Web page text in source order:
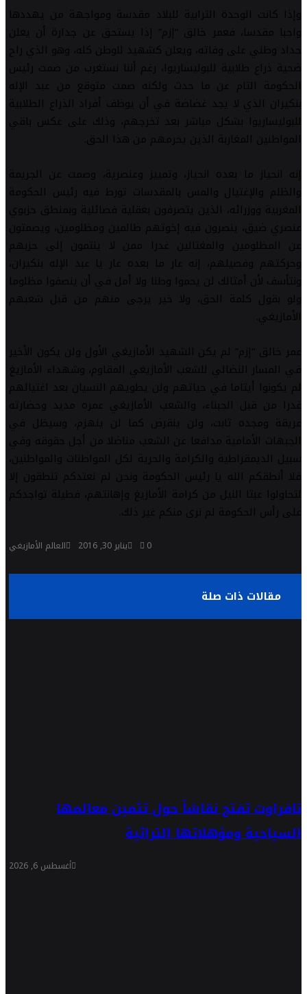
وإذا كانت الوحدة الترابية للبلاد مقدسة ومواجهة من يهددها
واجبا مقدسا، فعمر خالق “إزم” إذا يستحق عن جدارة أن يعلن
حداد وطني على وفاته، ويعلن كشهيد للوطن كله، وهو الذي راح
ضحية ذراع طلابية للبوليساريوا، رغم أننا نستغرب من صمت رئيس
الحكومة التام عن ما حدث ولكنه صمت متوقع من عبد الإله
بنكيران الذي لا يجد غضاضة في أن يوظف أفراد الذراع الطلابية
للبوليساريوا بشكل مباشر بعد تخرجهم، وذلك على عكس باقي
المواطنين المغاربة الذين يحرمهم من هذا الحق.
إنه انحياز ما بعده انحياز، وتمييز وعنصرية، وصمت عن الجريمة
والظلم والإغتيال والمس بالمقدسات تورط فيه رئيس الحكومة
المغربية ووزرائه، الذين يتصرفون بعقلية فصائلية وبمنطق حزبوي
عنصري ضيق، ينصرون فيه إخوتهم ظالمين ومظلومين، ويصمتون
عن المظلومين والمغتالين غدرا ممن لا ينتمون إلى حزبهم
وحركتهم وفصيلهم، إنه عار ما بعده عار يا عبد الإله بنكيران،
ونتأسف لأن أمثالك لن يحموا وطنا ولا أمل في أن ينصفوا مظلوما
ولو بقول كلمة الحق، ولا خير يرجى منهم من قبل شعبهم
الأمازيغي.
عمر خالق “إزم” لم يكن الشهيد الأمازيغي الأول ولن يكون الأخير
في المسار النضالي للشعب الأمازيغي المقاوم، وشهداء الأمازيغ
لم يكونوا أيتاما في حياتهم ولن يطويهم النسيان بعد اغتيالهم
غدرا من قبل الجبناء، والشعب الأمازيغي عمره مديد وحضارته
عريقة ومجده ثابت، ولن ينقرض كما لن ينهزم، وسيظل في
الجبهات الأمامية مدافعا عن الشعب مناضلا من أجل حقوقه وفي
سبيل الديمقراطية والكرامة والحرية لكل المواطنات والمواطنين،
فلا أنطقكم الله يا رئيس الحكومة ونحن لم نعتدكم تنطقون إلا
لتحاولوا عبثا النيل من كرامة الأمازيغ وإهانتهم، فطيلة تواجدكم
على رأس الحكومة لم نرى منكم غير ذلك.
العالم الأمازيغي يناير 30, 2016 0
مقالات ذات صلة
تافراوت تفتح نقاشاً حول تثمين معالمها
السياحية ومؤهلاتها التراثية
أغسطس 6, 2026